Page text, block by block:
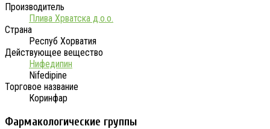
Производитель
Плива Хрватска д.о.о.
Страна
Респуб Хорватия
Действующее вещество
Нифедипин
Nifedipine
Торговое название
Коринфар
Фармакологические группы